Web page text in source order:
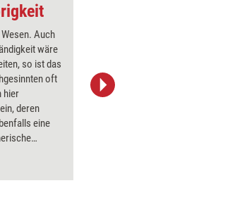
Auch
wäre
so ist das
oft
hier
deren
eine